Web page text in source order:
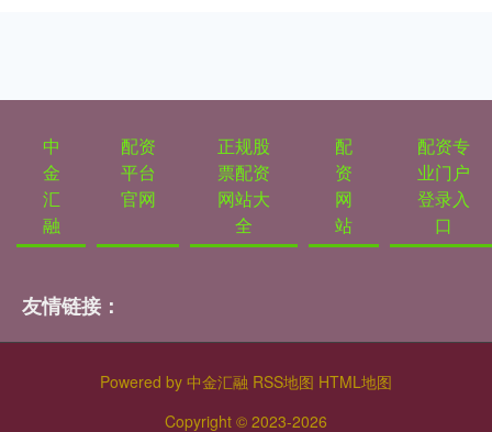
中
金
汇
融
配资
平台
官网
正规股
票配资
网站大
全
配
资
网
站
配资专
业门户
登录入
口
友情链接：
Powered by 中金汇融 RSS地图 HTML地图
Copyright © 2023-2026